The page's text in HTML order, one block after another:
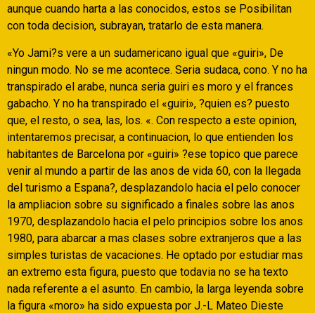
aunque cuando harta a las conocidos, estos se Posibilitan
con toda decision, subrayan, tratarlo de esta manera.
«Yo Jami?s vere a un sudamericano igual que «guiri», De
ningun modo. No se me acontece. Seri­a sudaca, cono. Y no ha
transpirado el arabe, nunca seri­a guiri es moro y el frances
gabacho. Y no ha transpirado el «guiri», ?quien es? puesto
que, el resto, o sea, las, los. «. Con respecto a este opinion,
intentaremos precisar, a continuacion, lo que entienden los
habitantes de Barcelona por «guiri» ?ese topico que parece
venir al mundo a partir de las anos de vida 60, con la llegada
del turismo a Espana?, desplazandolo hacia el pelo conocer
la ampliacion sobre su significado a finales sobre las anos
1970, desplazandolo hacia el pelo principios sobre los anos
1980, para abarcar a mas clases sobre extranjeros que a las
simples turistas de vacaciones. He optado por estudiar mas
an extremo esta figura, puesto que todavia no se ha texto
nada referente a el asunto. En cambio, la larga leyenda sobre
la figura «moro» ha sido expuesta por J.-L Mateo Dieste